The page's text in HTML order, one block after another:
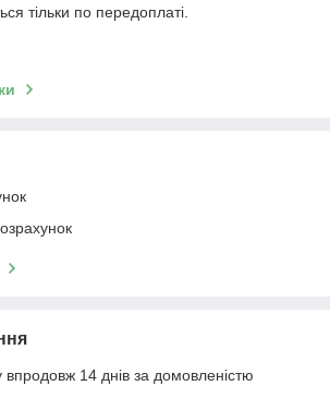
тільки по передоплаті.
14 днів за домовленістю